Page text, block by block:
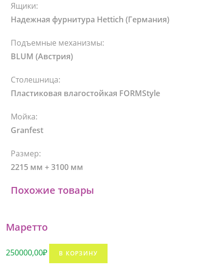
Ящики:
Надежная фурнитура Hettich (Германия)
Подъемные механизмы:
BLUM (Австрия)
Столешница:
Пластиковая влагостойкая FORMStyle
Мойка:
Granfest
Размер:
2215 мм + 3100 мм
Похожие товары
Маретто
250000,00₽ В КОРЗИНУ